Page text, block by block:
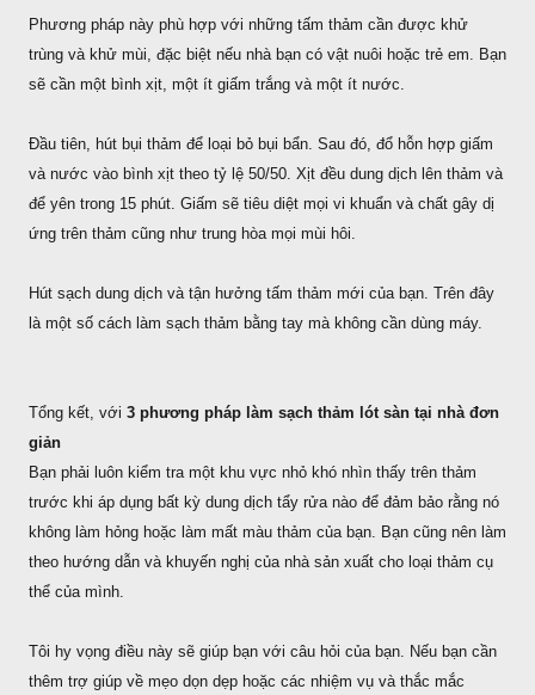
Phương pháp này phù hợp với những tấm thảm cần được khử
trùng và khử mùi, đặc biệt nếu nhà bạn có vật nuôi hoặc trẻ em. Bạn
sẽ cần một bình xịt, một ít giấm trắng và một ít nước.
Đầu tiên, hút bụi thảm để loại bỏ bụi bẩn. Sau đó, đổ hỗn hợp giấm
và nước vào bình xịt theo tỷ lệ 50/50. Xịt đều dung dịch lên thảm và
để yên trong 15 phút. Giấm sẽ tiêu diệt mọi vi khuẩn và chất gây dị
ứng trên thảm cũng như trung hòa mọi mùi hôi.
Hút sạch dung dịch và tận hưởng tấm thảm mới của bạn. Trên đây
là một số cách làm sạch thảm bằng tay mà không cần dùng máy.
Tổng kết, với 3 phương pháp làm sạch thảm lót sàn tại nhà đơn
giản
Bạn phải luôn kiểm tra một khu vực nhỏ khó nhìn thấy trên thảm
trước khi áp dụng bất kỳ dung dịch tẩy rửa nào để đảm bảo rằng nó
không làm hỏng hoặc làm mất màu thảm của bạn. Bạn cũng nên làm
theo hướng dẫn và khuyến nghị của nhà sản xuất cho loại thảm cụ
thể của mình.
Tôi hy vọng điều này sẽ giúp bạn với câu hỏi của bạn. Nếu bạn cần
thêm trợ giúp về mẹo dọn dẹp hoặc các nhiệm vụ và thắc mắc